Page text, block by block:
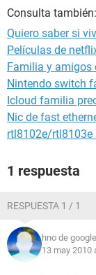
Consulta también:
Quiero saber si
Películas de
Familia y amigos
Nintendo switch
Icloud familia
Nic de fast
rtl8102e/rtl8103e
1 respuesta
RESPUESTA 1 / 1
hno de google
13 may 2010